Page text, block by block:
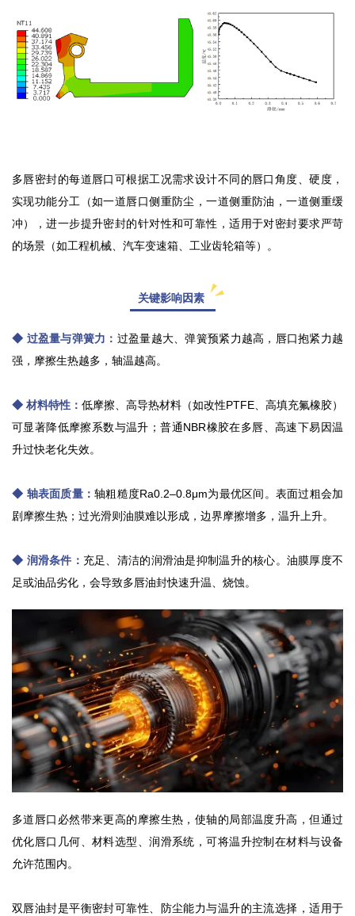
多唇密封的每道唇口可根据工况需求设计不同的唇口角度、硬度，
实现功能分工（如一道唇口侧重防尘，一道侧重防油，一道侧重缓
冲），进一步提升密封的针对性和可靠性，适用于对密封要求严苛
的场景（如工程机械、汽车变速箱、工业齿轮箱等）。
关键影响因素
◆ 过盈量与弹簧力： 过盈量越大、弹簧预紧力越高，唇口抱紧力越
强，摩擦生热越多，轴温越高。
◆ 材料特性： 低摩擦、高导热材料（如改性PTFE、高填充氟橡胶）
可显著降低摩擦系数与温升；普通NBR橡胶在多唇、高速下易因温
升过快老化失效。
◆ 轴表面质量： 轴粗糙度Ra0.2–0.8μm为最优区间。表面过粗会加
剧摩擦生热；过光滑则油膜难以形成，边界摩擦增多，温升上升。
◆ 润滑条件： 充足、清洁的润滑油是抑制温升的核心。油膜厚度不
足或油品劣化，会导致多唇油封快速升温、烧蚀。
多道唇口必然带来更高的摩擦生热，使轴的局部温度升高，但通过
优化唇口几何、材料选型、润滑系统，可将温升控制在材料与设备
允许范围内。
双唇油封是平衡密封可靠性、防尘能力与温升的主流选择，适用于